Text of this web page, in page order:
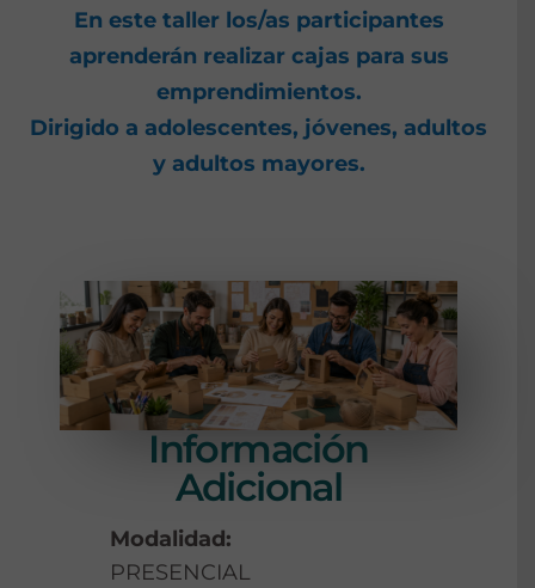
En este taller los/as participantes
aprenderán realizar cajas para sus
emprendimientos.
Dirigido a adolescentes, jóvenes, adultos
y adultos mayores.
Información
Adicional
Modalidad:
PRESENCIAL